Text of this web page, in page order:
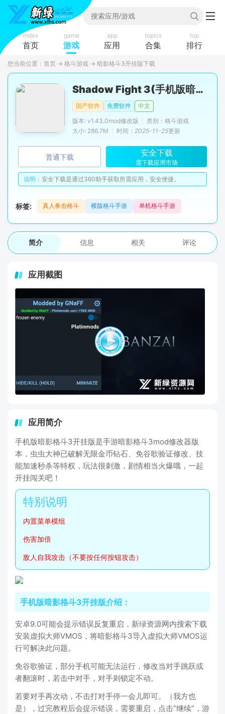
index
首页
game
游戏
app
应用
topics
合集
top
排行
您当前位置： 首页 → 格斗游戏 → 暗影格斗3开挂版下载
Shadow Fight 3(手机版暗影格斗3开挂版)
国产软件 免费软件
中文
版本: v1.43.0mod修改版
类别：格斗游戏
大小: 286.7M
时间： 2025-11-25更新
普通下载 安全下载
需下载应用市场
说明： 安全下载是通过360助手获取所需应用，安全便捷。
标签: 真人拳击格斗 横版格斗手游 单机格斗手游
简介 信息 相关 评论
应用截图
应用简介
手机版暗影格斗3开挂版是手游暗影格斗3mod修改器版
本，虫虫大神已破解无限金币钻石、免谷歌验证修改、技
能加速秒杀等特权，玩法很刺激，剧情相当火爆哦，一起
开挂闯关吧！
内置菜单模组
伤害加倍
敌人自我攻击（不要按任何按钮攻击）
手机版暗影格斗3开挂版介绍：
安卓9.0可能会提示错误反复重启，新绿资源网内搜索下载
安装虚拟大师VMOS，将暗影格斗3导入虚拟大师VMOS运
行可解决此问题。
免谷歌验证，部分手机可能无法运行，修改当对手跳跃或
者翻滚时，若击中对手，对手则锁定不动。
若要对手再次动，不击打对手停一会儿即可。（我方也
是），过完教程后会提示错误，需要重启，点击“继续”，游